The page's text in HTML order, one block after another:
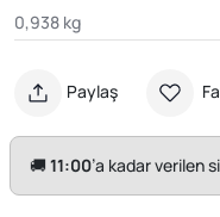
0,938 kg
Paylaş
🚚11:00’a kadar verilen